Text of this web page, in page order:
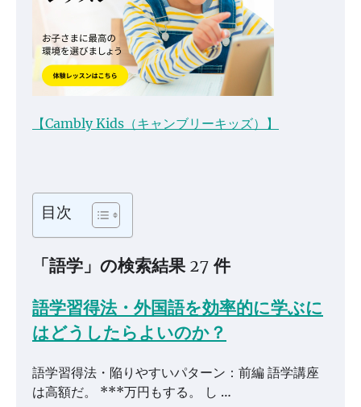
【Cambly Kids（キャンブリーキッズ）】
目次
「語学」の検索結果 27 件
語学習得法・外国語を効率的に学ぶに
はどうしたらよいのか？
語学習得法・陥りやすいパターン：前編 語学講座
は高額だ。 ***万円もする。 し …